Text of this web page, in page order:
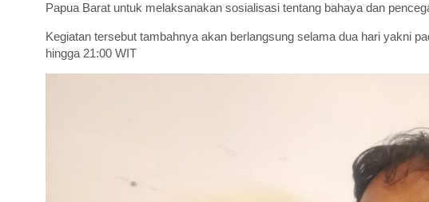
Papua Barat untuk melaksanakan sosialisasi tentang bahaya dan
Kegiatan tersebut tambahnya akan berlangsung selama dua hari yakni
hingga 21:00 WIT